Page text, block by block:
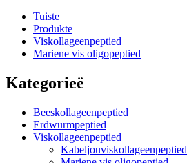
Tuiste
Produkte
Viskollageenpeptied
Mariene vis oligopeptied
Kategorieë
Beeskollageenpeptied
Erdwurmpeptied
Viskollageenpeptied
Kabeljouviskollageenpeptied